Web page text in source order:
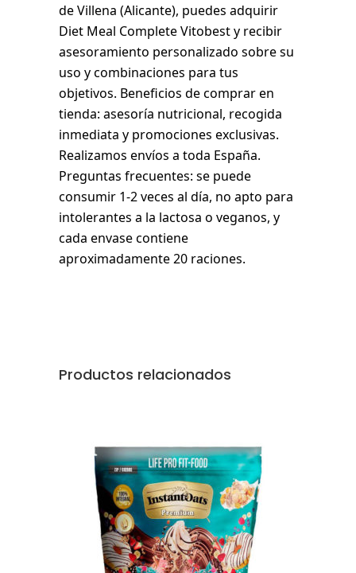
de Villena (Alicante), puedes adquirir
Diet Meal Complete Vitobest y recibir
asesoramiento personalizado sobre su
uso y combinaciones para tus
objetivos. Beneficios de comprar en
tienda: asesoría nutricional, recogida
inmediata y promociones exclusivas.
Realizamos envíos a toda España.
Preguntas frecuentes: se puede
consumir 1-2 veces al día, no apto para
intolerantes a la lactosa o veganos, y
cada envase contiene
aproximadamente 20 raciones.
Productos relacionados
AÑADIR AL CARRITO